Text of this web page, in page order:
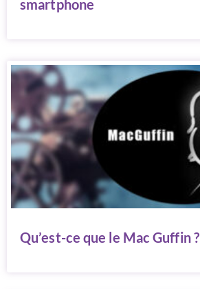
smartphone
Qu’est-ce que le Mac Guffin ?